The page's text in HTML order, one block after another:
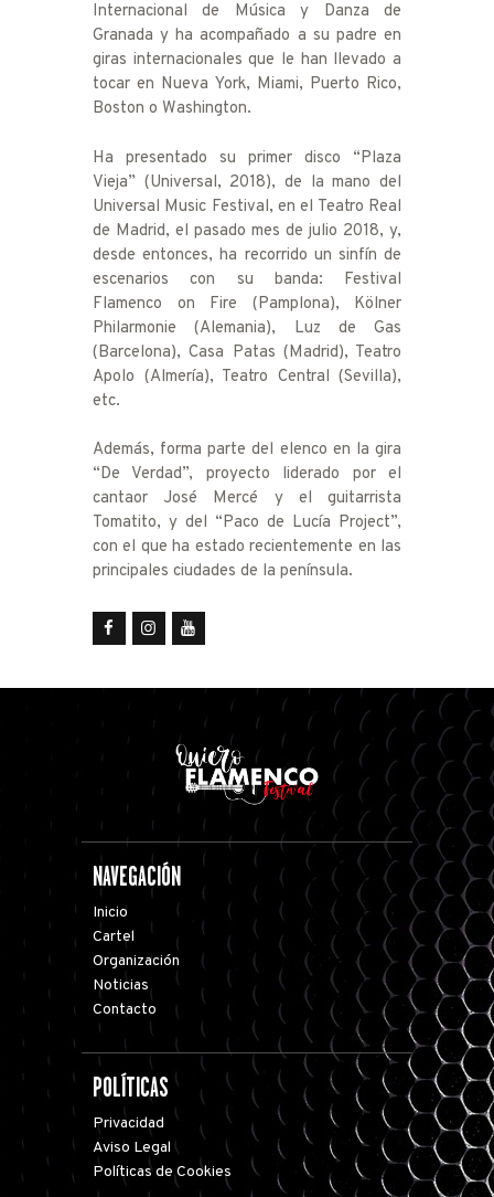
Internacional de Música y Danza de
Granada y ha acompañado a su padre en
giras internacionales que le han llevado a
tocar en Nueva York, Miami, Puerto Rico,
Boston o Washington.
Ha presentado su primer disco “Plaza
Vieja” (Universal, 2018), de la mano del
Universal Music Festival, en el Teatro Real
de Madrid, el pasado mes de julio 2018, y,
desde entonces, ha recorrido un sinfín de
escenarios con su banda: Festival
Flamenco on Fire (Pamplona), Kölner
Philarmonie (Alemania), Luz de Gas
(Barcelona), Casa Patas (Madrid), Teatro
Apolo (Almería), Teatro Central (Sevilla),
etc.
Además, forma parte del elenco en la gira
“De Verdad”, proyecto liderado por el
cantaor José Mercé y el guitarrista
Tomatito, y del “Paco de Lucía Project”,
con el que ha estado recientemente en las
principales ciudades de la península.
NAVEGACIÓN
Inicio
Cartel
Organización
Noticias
Contacto
POLÍTICAS
Privacidad
Aviso Legal
Políticas de Cookies